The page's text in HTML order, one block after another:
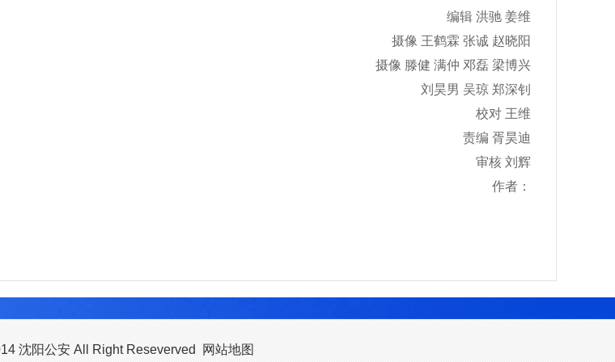
编辑 洪驰 姜维
摄像 王鹤霖 张诚 赵晓阳
摄像 滕健 满仲 邓磊 梁博兴
刘昊男 吴琼 郑深钊
校对 王维
责编 胥昊迪
审核 刘辉
作者：
沈阳公安 All Right Reseverved 网站地图